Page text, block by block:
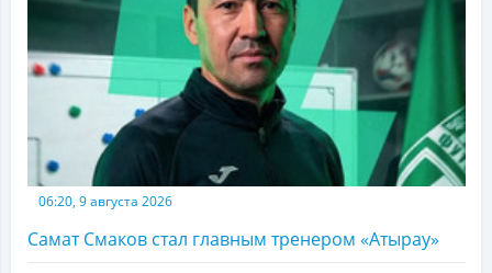
06:20, 9 августа 2026
Самат Смаков стал главным тренером «Атырау»